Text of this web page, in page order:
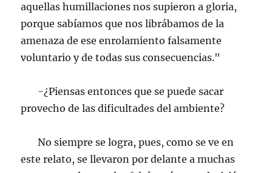
aquellas humillaciones nos supieron a gloria,
porque sabíamos que nos librábamos de la
amenaza de ese enrolamiento falsamente
voluntario y de todas sus consecuencias."
-¿Piensas entonces que se puede sacar
provecho de las dificultades del ambiente?
No siempre se logra, pues, como se ve en
este relato, se llevaron por delante a muchas